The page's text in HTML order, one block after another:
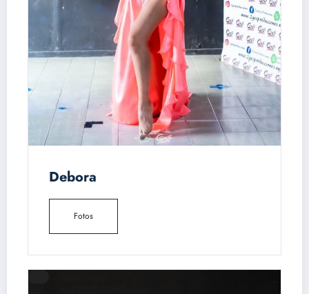
Debora
Fotos